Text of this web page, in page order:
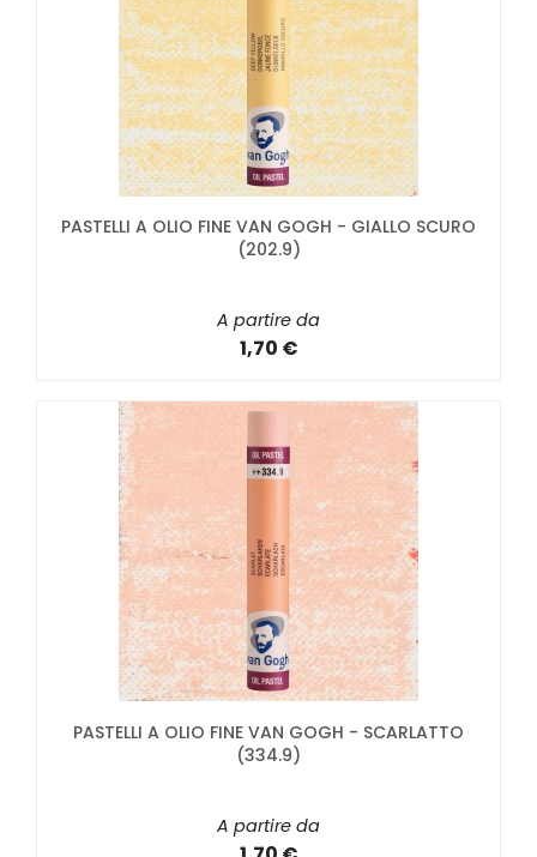
PASTELLI A OLIO FINE VAN GOGH - GIALLO SCURO
(202.9)
A partire da
1,70 €
PASTELLI A OLIO FINE VAN GOGH - SCARLATTO
(334.9)
A partire da